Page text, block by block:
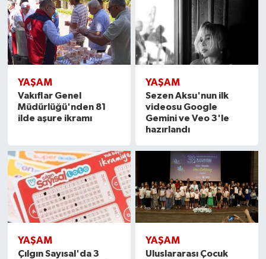
YAŞAM
Vakıflar Genel
Müdürlüğü'nden 81
ilde aşure ikramı
YAŞAM
Sezen Aksu'nun ilk
videosu Google
Gemini ve Veo 3'le
hazırlandı
YAŞAM
Çılgın Sayısal'da 3
YAŞAM
Uluslararası Çocuk